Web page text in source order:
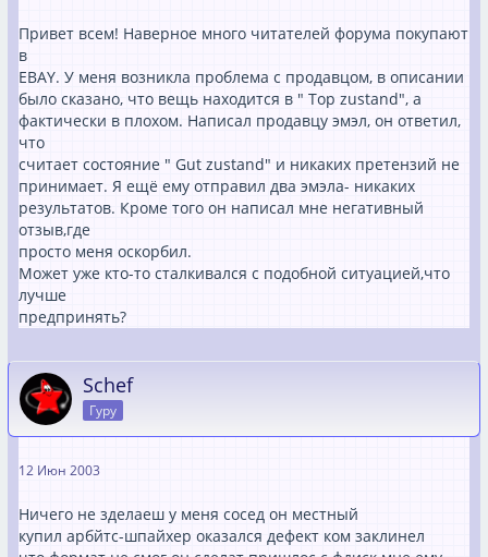
Привет всем! Наверное много читателей форума покупают
в
EBAY. У меня возникла проблема с продавцом, в описании
было сказано, что вещь находится в " Top zustand", а
фактически в плохом. Написал продавцу эмэл, он ответил,
что
считает состояние " Gut zustand" и никаких претензий не
принимает. Я ещё ему отправил два эмэла- никаких
результатов. Кроме того он написал мне негативный
отзыв,где
просто меня оскорбил.
Может уже кто-то сталкивался с подобной ситуацией,что
лучше
предпринять?
Schef
Гуру
12 Июн 2003
Ничего не зделаеш у меня сосед он местный
купил арбйтс-шпайхер оказался дефект ком заклинел